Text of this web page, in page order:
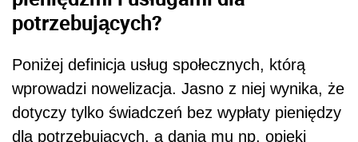
potrzebujących?
Poniżej definicja usług społecznych, którą
wprowadzi nowelizacja. Jasno z niej wynika, że
dotyczy tylko świadczeń bez wypłaty pieniędzy
dla potrzebujących, a dania mu np. opieki